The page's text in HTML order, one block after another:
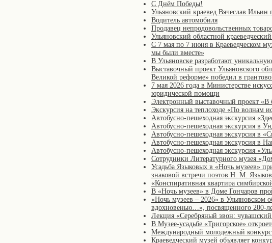
С Днём Победы!
Ульяновский краевед Вячеслав
Водитель автомобиля
Продавец непродовольственных
Ульяновский областной
С 7 мая по 7 июня в Краеведческом
мы были вместе»
В Ульяновске разработают
Выставочный проект Ульяновского
Великой реформе» победил в
7 мая 2026 года в Министерстве
юридической помощи
Электронный выставочный проект
Экскурсия на теплоходе «По волнам
Автобусно-пешеходная экскурсия
Автобусно-пешеходная экскурсия в
Автобусно-пешеходная экскурсия в
Автобусно-пешеходная экскурсия в
Автобусно-пешеходная экскурсия
Сотрудники Литературного музея
Усадьба Языковых в «Ночь музеев»
знаковой встречи поэтов Н. М.
«Конспиративная квартира
В «Ночь музеев» в Доме Гончаров
«Ночь музеев – 2026» в Ульяновском
вдохновенью…», посвященного 200-
Лекция «Серебряный звон:
В Музее-усадьбе «Тригорское»
Международный молодежный конкурс
Краеведческий музей объявляет